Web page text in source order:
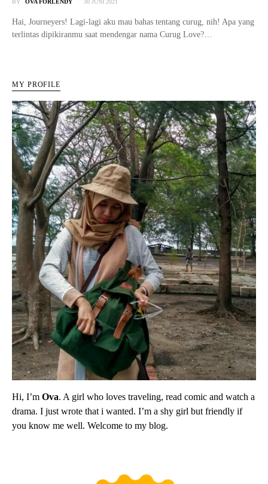
Hai, Journeyers! Lagi-lagi aku mau bahas tentang curug, nih! Apa yang
terlintas dipikiranmu saat mendengar nama Curug Love?…
MY PROFILE
Hi, I’m Ova. A girl who loves traveling, read comic and watch a
drama. I just wrote that i wanted. I’m a shy girl but friendly if
you know me well. Welcome to my blog.